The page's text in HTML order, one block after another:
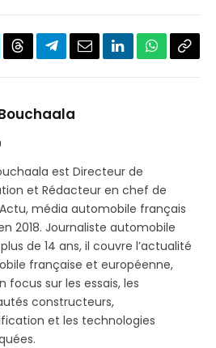
ThreadsPartager
Telegram
EmailLinkedInWhatsApp
LinkedIn
est Directeur de
et Rédacteur en chef de
média automobile français
2018. Journaliste automobile
de 14 ans, il couvre l’actualité
française et européenne,
focus sur les essais, les
constructeurs,
et les technologies